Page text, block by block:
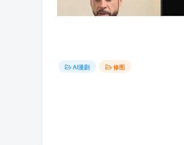
AI漫剧 修图